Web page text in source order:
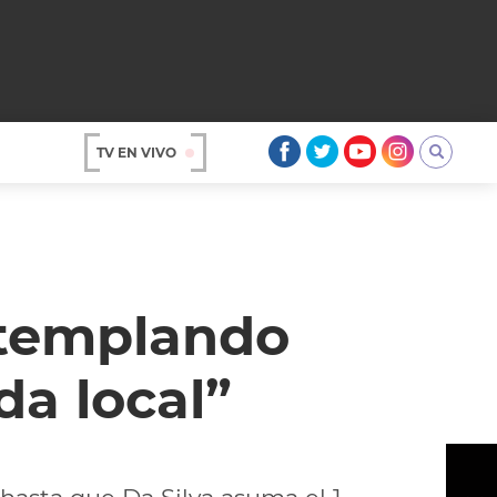
TV EN VIVO
local”